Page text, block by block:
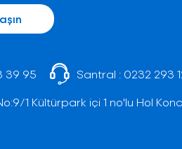
39 95 Santral : 0232 293
1 Kültürpark içi 1 no'lu Hol